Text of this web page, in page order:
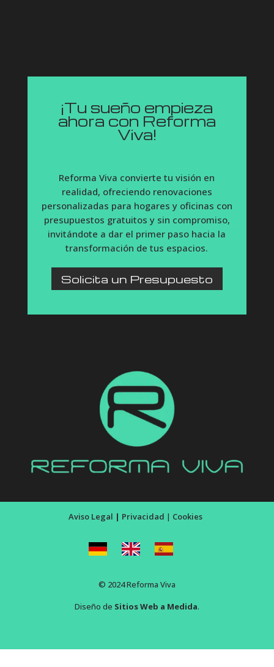
¡Tu sueño empieza
ahora con Reforma
Viva!
Reforma Viva convierte tu visión en
realidad, ofreciendo renovaciones
personalizadas para hogares y oficinas con
presupuestos gratuitos y sin compromiso,
invitándote a dar el primer paso hacia la
transformación de tus espacios.
Solicita un Presupuesto
Aviso Legal | Privacidad | Cookies
© 2024 Reforma Viva
Diseño de Sitios Web a Medida.